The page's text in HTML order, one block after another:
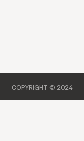
COPYRIGHT © 2024